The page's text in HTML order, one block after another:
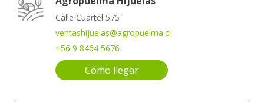
Calle Cuartel 575
ventashijuelas@agropuelma.cl
+56 9 8464 5676
Cómo llegar